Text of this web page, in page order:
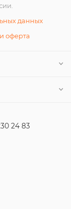
данных
оферта
24 83